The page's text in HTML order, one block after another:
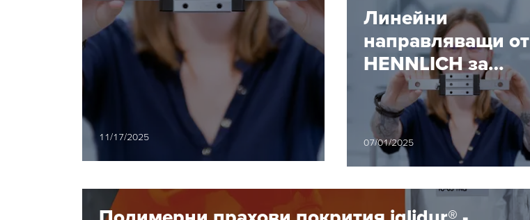
11/17/2025
Линейни
направляващи от
HENNLICH за
взискателни
индустриални
приложения
07/01/2025